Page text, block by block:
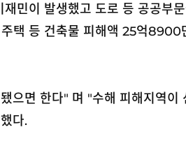
민이 발생했고 도로 등 공공부
택 등 건축물 피해액 25억8900
으면 한다" 며 "수해 피해지역이
다.